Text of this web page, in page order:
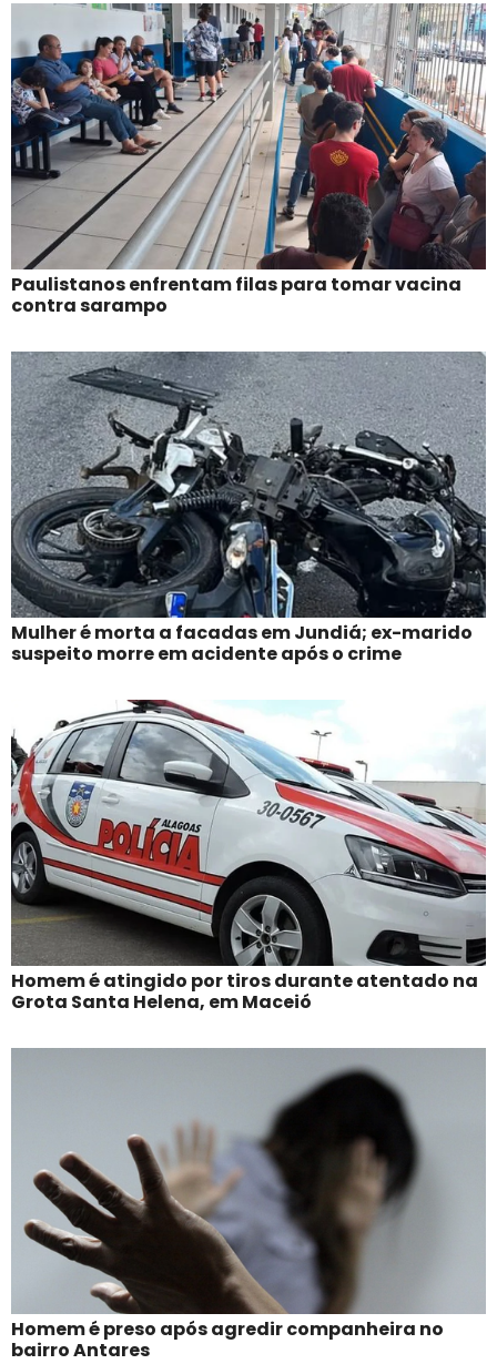
Paulistanos enfrentam filas para tomar vacina
contra sarampo
Mulher é morta a facadas em Jundiá; ex-marido
suspeito morre em acidente após o crime
Homem é atingido por tiros durante atentado na
Grota Santa Helena, em Maceió
Homem é preso após agredir companheira no
bairro Antares